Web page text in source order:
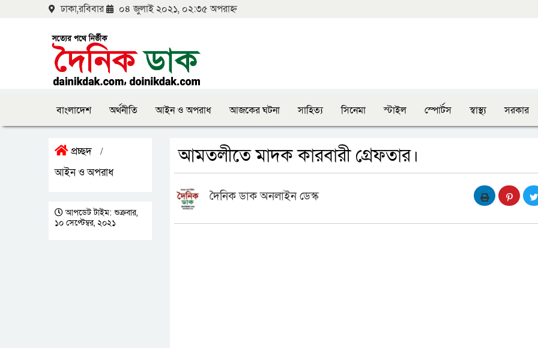
ঢাকা,রবিবার ০৪ জুলাই ২০২১, ০২:৩৫ অপরাহ্ন
বাংলাদেশ অর্থনীতি আইন ও অপরাধ আজকের ঘটনা সাহিত্য সিনেমা স্টাইল স্পোর্টস স্বাস্থ্য সরকার
প্রচ্ছদ /
আইন ও অপরাধ
আপডেট টাইম: শুক্রবার,
১০ সেপ্টেম্বর, ২০২১
আমতলীতে মাদক কারবারী গ্রেফতার।
দৈনিক ডাক অনলাইন ডেস্ক